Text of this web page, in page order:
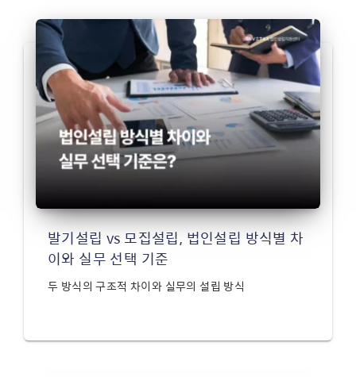
발기설립 vs 모집설립, 법인설립 방식별 차
이와 실무 선택 기준
두 방식의 구조적 차이와 실무의 설립 방식